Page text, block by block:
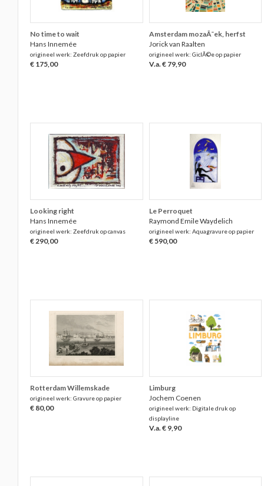
No time to wait
Hans Innemée
origineel werk: Zeefdruk op papier
€ 175,00
Amsterdam mozaÃ¯ek, herfst
Jorick van Raalten
origineel werk: GiclÃ©e op papier
V.a. € 79,90
Looking right
Hans Innemée
origineel werk: Zeefdruk op canvas
€ 290,00
Le Perroquet
Raymond Emile Waydelich
origineel werk: Aquagravure op papier
€ 590,00
Rotterdam Willemskade
origineel werk: Gravure op papier
€ 80,00
Limburg
Jochem Coenen
origineel werk: Digitale druk op
displayline
V.a. € 9,90